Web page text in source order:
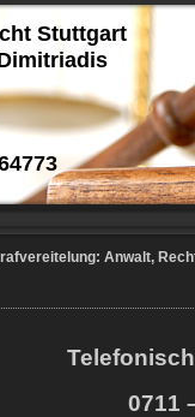
Stuttgart
Anwalt,
0711